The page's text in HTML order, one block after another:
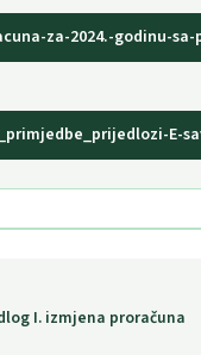
za-2024.-godinu-
E-
I. izmjena proračuna